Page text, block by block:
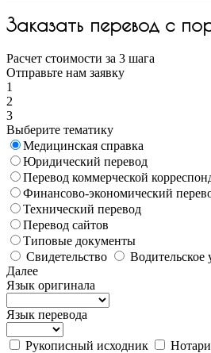
Заказать перевод с
Расчет стоимости за 3 шага
Отправьте нам заявку
1
2
3
Выберите тематику
Медицинская справка
Юридический перевод
Перевод коммерческой
Финансово-экономический
Технический перевод
Перевод сайтов
Типовые документы
Свидетельство
Водительское
Далее
Язык оригинала
Язык перевода
Рукописный исходник